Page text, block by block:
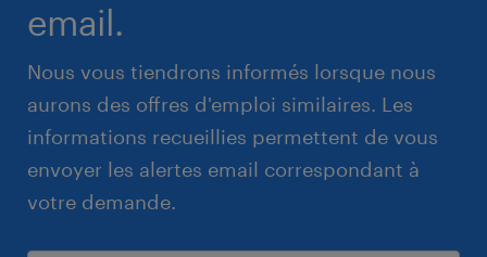
email.
Nous vous tiendrons informés lorsque nous
aurons des offres d'emploi similaires. Les
informations recueillies permettent de vous
envoyer les alertes email correspondant à
votre demande.